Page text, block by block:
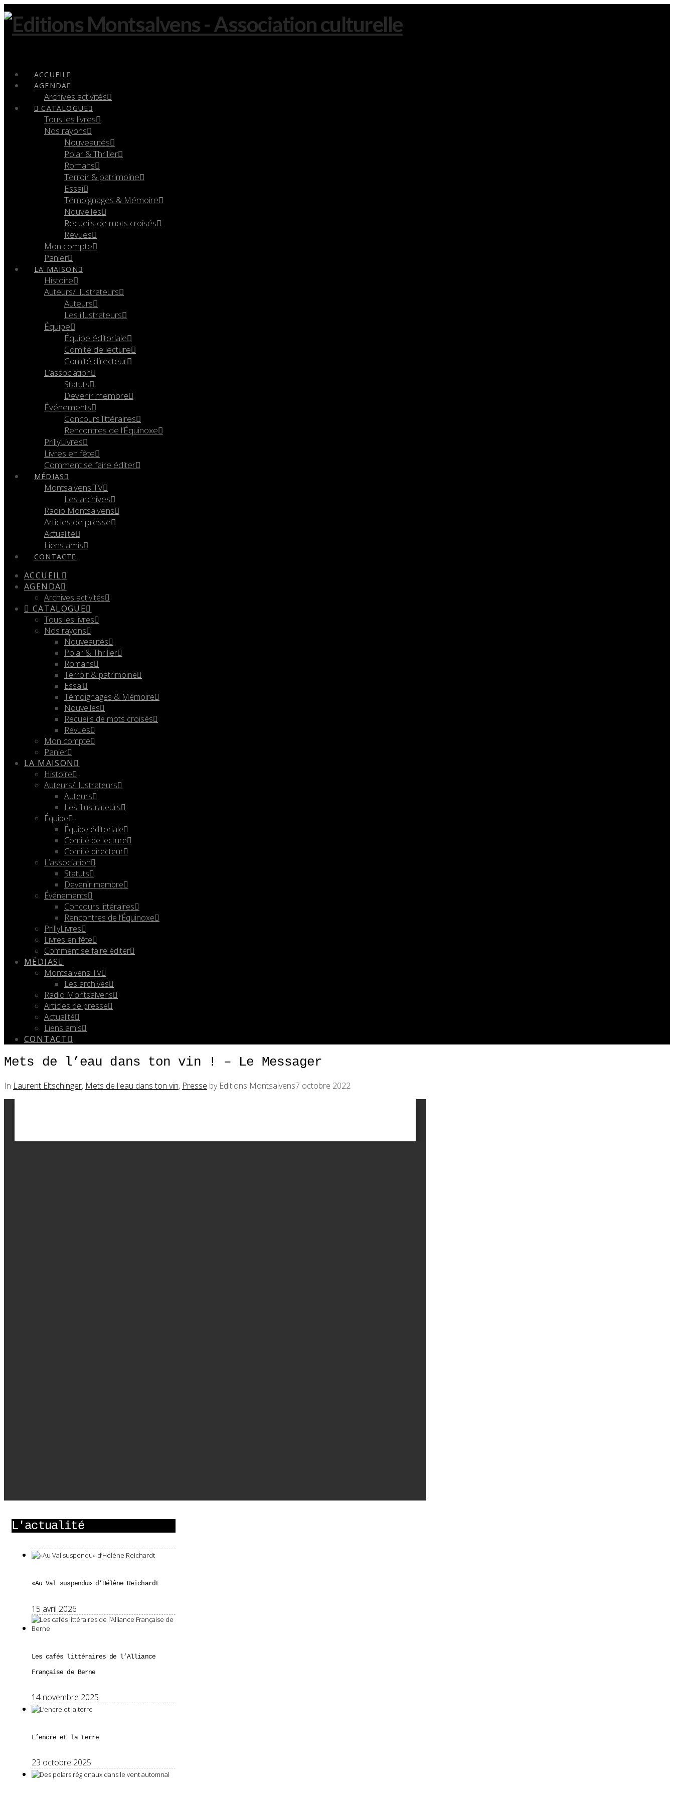
ACCUEIL
AGENDA
Archives activités
CATALOGUE
Tous les livres
Nos rayons
Nouveautés
Polar & Thriller
Romans
Terroir & patrimoine
Essai
Témoignages & Mémoire
Nouvelles
Recueils de mots croisés
Revues
Mon compte
Panier
LA MAISON
Histoire
Auteurs/Illustrateurs
Auteurs
Les illustrateurs
Équipe
Équipe éditoriale
Comité de lecture
Comité directeur
L’association
Statuts
Devenir membre
Événements
Concours littéraires
Rencontres de l’Équinoxe
PrillyLivres
Livres en fête
Comment se faire éditer
MÉDIAS
Montsalvens TV
Les archives
Radio Montsalvens
Articles de presse
Actualité
Liens amis
CONTACT
ACCUEIL
AGENDA
Archives activités
CATALOGUE
Tous les livres
Nos rayons
Nouveautés
Polar & Thriller
Romans
Terroir & patrimoine
Essai
Témoignages & Mémoire
Nouvelles
Recueils de mots croisés
Revues
Mon compte
Panier
LA MAISON
Histoire
Auteurs/Illustrateurs
Auteurs
Les illustrateurs
Équipe
Équipe éditoriale
Comité de lecture
Comité directeur
L’association
Statuts
Devenir membre
Événements
Concours littéraires
Rencontres de l’Équinoxe
PrillyLivres
Livres en fête
Comment se faire éditer
MÉDIAS
Montsalvens TV
Les archives
Radio Montsalvens
Articles de presse
Actualité
Liens amis
CONTACT
Mets de l’eau dans ton vin ! – Le Messager
In Laurent Eltschinger, Mets de l'eau dans ton vin, Presse by Editions Montsalvens7 octobre 2022
L'actualité
«Au Val suspendu» d’Hélène Reichardt
15 avril 2026
Les cafés littéraires de l’Alliance
Française de Berne
14 novembre 2025
L’encre et la terre
23 octobre 2025